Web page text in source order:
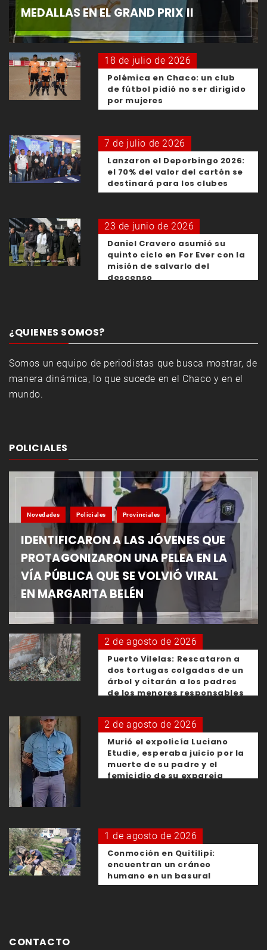
MEDALLAS EN EL GRAND PRIX II
18 de julio de 2026
Polémica en Chaco: un club
de fútbol pidió no ser dirigido
por mujeres
7 de julio de 2026
Lanzaron el Deporbingo 2026:
el 70% del valor del cartón se
destinará para los clubes
23 de junio de 2026
Daniel Cravero asumió su
quinto ciclo en For Ever con la
misión de salvarlo del
descenso
¿QUIENES SOMOS?
Somos un equipo de periodistas que busca mostrar, de
manera dinámica, lo que sucede en el Chaco y en el
mundo.
POLICIALES
Novedades Policiales Provinciales
IDENTIFICARON A LAS JÓVENES QUE
PROTAGONIZARON UNA PELEA EN LA
VÍA PÚBLICA QUE SE VOLVIÓ VIRAL
EN MARGARITA BELÉN
2 de agosto de 2026
Puerto Vilelas: Rescataron a
dos tortugas colgadas de un
árbol y citarán a los padres
de los menores responsables
2 de agosto de 2026
Murió el expolicía Luciano
Etudie, esperaba juicio por la
muerte de su padre y el
femicidio de su expareja
1 de agosto de 2026
Conmoción en Quitilipi:
encuentran un cráneo
humano en un basural
CONTACTO